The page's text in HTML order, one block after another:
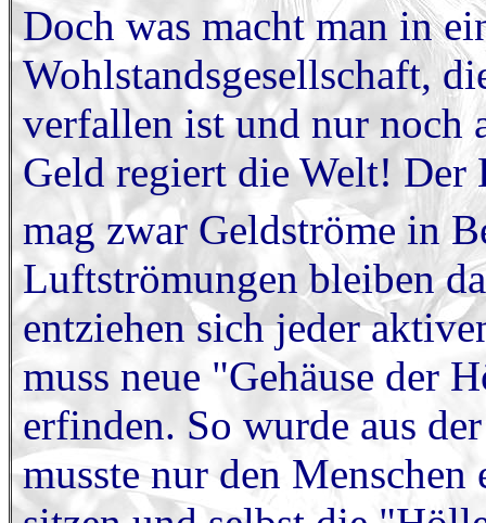
Doch was macht man in
Wohlstandsgesellschaft,
verfallen ist und nur noch
Geld regiert die Welt! Der
mag zwar Geldströme in
Luftströmungen bleiben
entziehen sich jeder
muss neue "Gehäuse der
erfinden. So wurde aus
musste nur den Menschen